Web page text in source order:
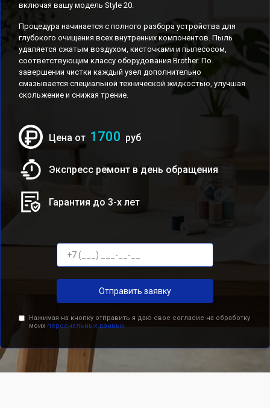
включая вашу модель Style 20.
Процедура начинается с полного разбора устройства для
глубокого очищения всех внутренних компонентов. Пыль
удаляется сжатым воздухом, кисточками и пылесосом,
соответствующим классу оборудования Brother. По
завершении чистки каждый узел дополнительно
смазывается специальной технической жидкостью, улучшая
скольжение и снижая трение.
Цена от 1700 руб
Экспресс ремонт в день обращения
Гарантия до 3-х лет
Отправить заявку
Нажимая на кнопку отправить я даю свое согласие на обработку
моих персональных данных.